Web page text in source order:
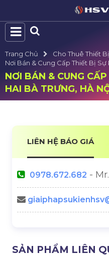
Trang Chủ
Cho Thuê Thiết
Nơi Bán & Cung Cấp Thiết Bị Sự
NƠI BÁN & CUNG
HAI BÀ TRƯNG, HÀ
LIÊN HỆ BÁO GIÁ
0978.672.682 -
SẢN PHẨM LIÊN